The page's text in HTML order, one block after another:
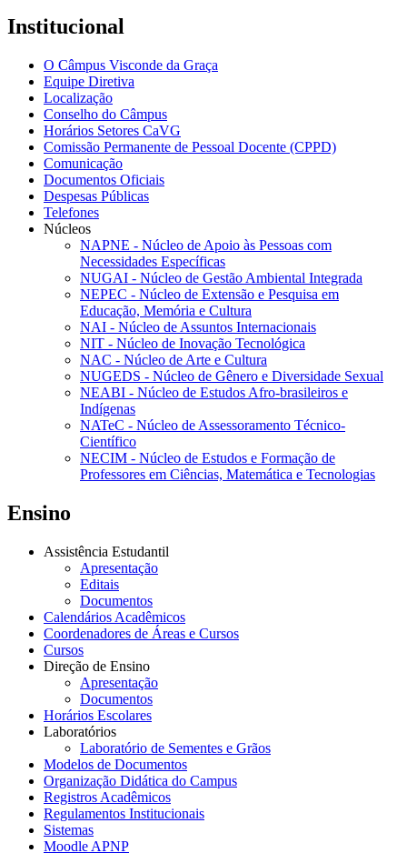
Institucional
O Câmpus Visconde da Graça
Equipe Diretiva
Localização
Conselho do Câmpus
Horários Setores CaVG
Comissão Permanente de Pessoal Docente (CPPD)
Comunicação
Documentos Oficiais
Despesas Públicas
Telefones
Núcleos
NAPNE - Núcleo de Apoio às Pessoas com
Necessidades Específicas
NUGAI - Núcleo de Gestão Ambiental Integrada
NEPEC - Núcleo de Extensão e Pesquisa em
Educação, Memória e Cultura
NAI - Núcleo de Assuntos Internacionais
NIT - Núcleo de Inovação Tecnológica
NAC - Núcleo de Arte e Cultura
NUGEDS - Núcleo de Gênero e Diversidade Sexual
NEABI - Núcleo de Estudos Afro-brasileiros e
Indígenas
NATeC - Núcleo de Assessoramento Técnico-
Científico
NECIM - Núcleo de Estudos e Formação de
Professores em Ciências, Matemática e Tecnologias
Ensino
Assistência Estudantil
Apresentação
Editais
Documentos
Calendários Acadêmicos
Coordenadores de Áreas e Cursos
Cursos
Direção de Ensino
Apresentação
Documentos
Horários Escolares
Laboratórios
Laboratório de Sementes e Grãos
Modelos de Documentos
Organização Didática do Campus
Registros Acadêmicos
Regulamentos Institucionais
Sistemas
Moodle APNP